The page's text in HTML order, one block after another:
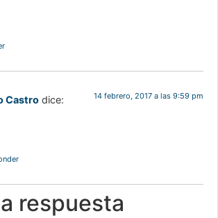
Castro dice: 14 febrero, 2017 a las 9:59 pm
respuesta